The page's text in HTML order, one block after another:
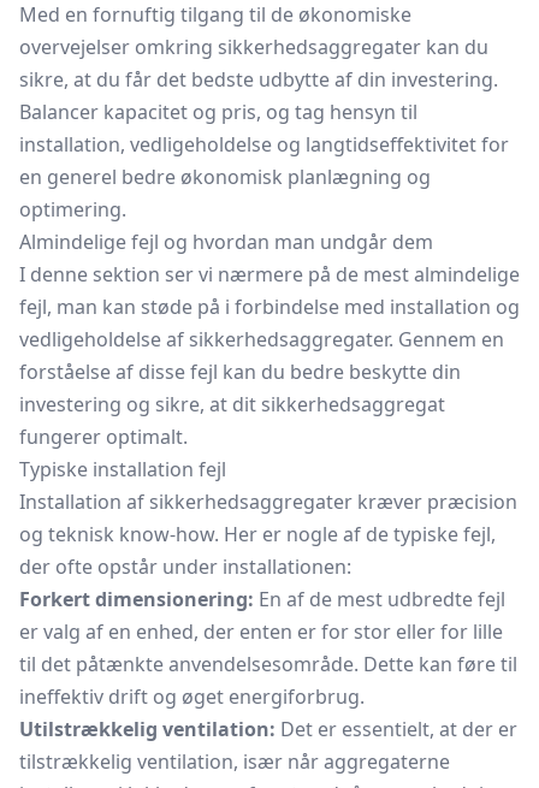
Med en fornuftig tilgang til de økonomiske
overvejelser omkring sikkerhedsaggregater kan du
sikre, at du får det bedste udbytte af din investering.
Balancer kapacitet og pris, og tag hensyn til
installation, vedligeholdelse og langtidseffektivitet for
en generel bedre økonomisk planlægning og
optimering.
Almindelige fejl og hvordan man undgår dem
I denne sektion ser vi nærmere på de mest almindelige
fejl, man kan støde på i forbindelse med installation og
vedligeholdelse af sikkerhedsaggregater. Gennem en
forståelse af disse fejl kan du bedre beskytte din
investering og sikre, at dit sikkerhedsaggregat
fungerer optimalt.
Typiske installation fejl
Installation af sikkerhedsaggregater kræver præcision
og teknisk know-how. Her er nogle af de typiske fejl,
der ofte opstår under installationen:
Forkert dimensionering: En af de mest udbredte fejl
er valg af en enhed, der enten er for stor eller for lille
til det påtænkte anvendelsesområde. Dette kan føre til
ineffektiv drift og øget energiforbrug.
Utilstrækkelig ventilation: Det er essentielt, at der er
tilstrækkelig ventilation, især når aggregaterne